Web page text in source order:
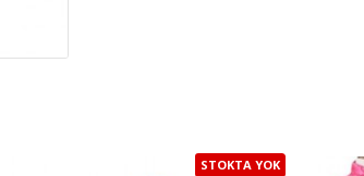
STOKTA YOK